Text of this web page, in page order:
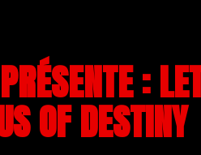
:
OF DESTINY